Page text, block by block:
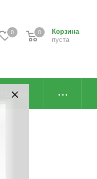
0
Корзина
пуста
0